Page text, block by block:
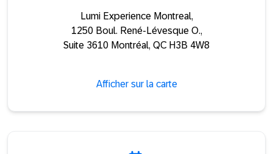
Lumi Experience Montreal,
1250 Boul. René-Lévesque O.,
Suite 3610​ Montréal, QC H3B 4W8
Afficher sur la carte